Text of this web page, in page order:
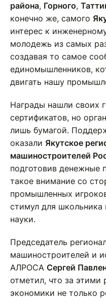
района, Горного,
конечно же, самого
интерес к
молодежь из самых
создавая то самое
единомышленников,
двигать нашу
Награды нашли своих
сертификатов, но
лишь бумагой.
оказали Якутское
машиностроителей
подготовив денежные
такое внимание со
промышленных
стимул для школьника
науки.
Председатель
машиностроителей и
АЛРОСА Сергей
отметил, что за этими
экономики не только